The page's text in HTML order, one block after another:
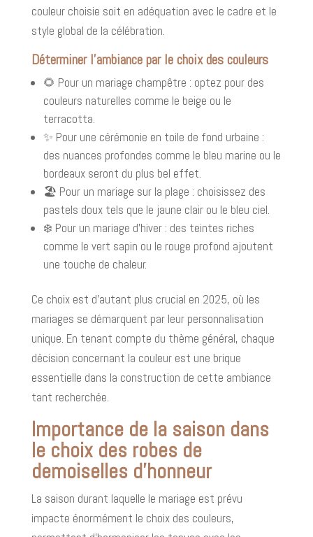
couleur choisie soit en adéquation avec le cadre et le
style global de la célébration.
Déterminer l’ambiance par le choix des couleurs
🌻 Pour un mariage champêtre : optez pour des
couleurs naturelles comme le beige ou le
terracotta.
✨ Pour une cérémonie en toile de fond urbaine :
des nuances profondes comme le bleu marine ou le
bordeaux seront du plus bel effet.
🏖️ Pour un mariage sur la plage : choisissez des
pastels doux tels que le jaune clair ou le bleu ciel.
❄️ Pour un mariage d’hiver : des teintes riches
comme le vert sapin ou le rouge profond ajoutent
une touche de chaleur.
Ce choix est d'autant plus crucial en 2025, où les
mariages se démarquent par leur personnalisation
unique. En tenant compte du thème général, chaque
décision concernant la couleur est une brique
essentielle dans la construction de cette ambiance
tant recherchée.
Importance de la saison dans
le choix des robes de
demoiselles d’honneur
La saison durant laquelle le mariage est prévu
impacte énormément le choix des couleurs,